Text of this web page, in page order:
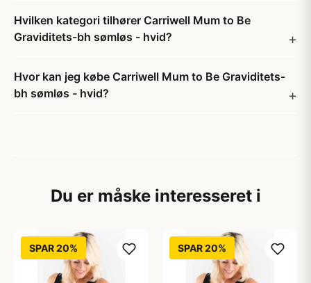
Hvilken kategori tilhører Carriwell Mum to Be
Graviditets-bh sømløs - hvid?
Hvor kan jeg købe Carriwell Mum to Be Graviditets-
bh sømløs - hvid?
Du er måske interesseret i
SPAR 20% SPAR 20%